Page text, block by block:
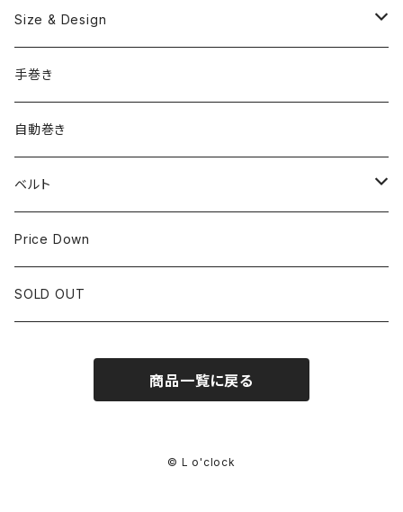
OMEGA
ROLEX
国産ブランド
SEIKO
CITIZEN
Size & Design
~24.9mm
25mm~29.9mm
30mm~34.9mm
35mm~39.9mm
40mm~
手巻き
自動巻き
ベルト
HIRSCHベルト
SSブレスレット
Price Down
SOLD OUT
商品一覧に戻る
© L o'clock